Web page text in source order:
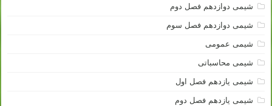
شیمی دوازدهم فصل دوم
شیمی دوازدهم فصل سوم
شیمی عمومی
شیمی محاسباتی
شیمی یازدهم فصل اول
شیمی یازدهم فصل دوم